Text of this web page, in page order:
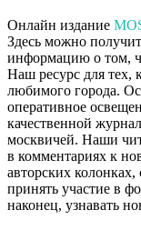
Онлайн издание
Здесь можно
информацию о том,
Наш ресурс для тех,
любимого города.
оперативное
качественной
москвичей. Наши
в комментариях к
авторских
принять участие в
наконец, узнавать